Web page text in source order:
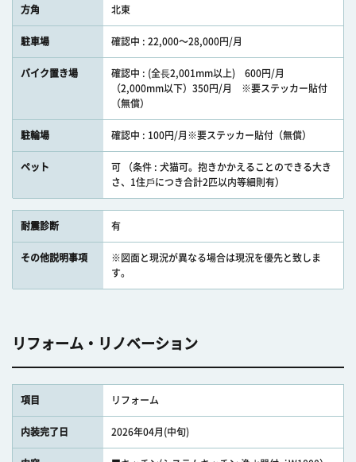
方角 北東
駐車場 確認中 : 22,000〜28,000円/月
バイク置き場
確認中 : (全⻑2,001mm以上) 600円/月
（2,000mm以下）350円/月 ※要ステッカー貼付
（無償）
駐輪場 確認中 : 100円/月※要ステッカー貼付（無償）
ペット
可 （条件 : 犬猫可。抱きかかえることのできる大き
さ、1住⼾につき合計2匹以内等細則有）
耐震診断 有
その他説明事項
※図面と現況が異なる場合は現況を優先と致しま
す。
リフォーム・リノベーション
項目 リフォーム
内装完了日 2026年04月(中旬)